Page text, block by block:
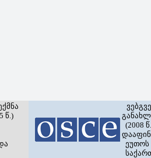
წ.)
(2008
ეუთოს